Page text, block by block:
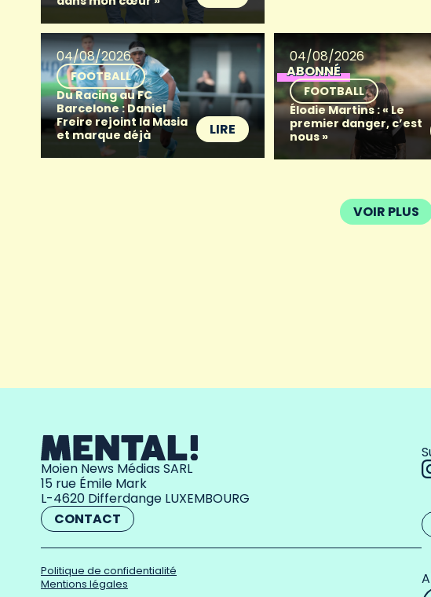
04/08/2026
FOOTBALL
Du Racing au FC
Barcelone : Daniel
Freire rejoint la Masia
et marque déjà
LIRE
04/08/2026
ABONNÉ
FOOTBALL
Élodie Martins : « Le
premier danger, c’est
nous »
VOIR PLUS
Moien News Médias SARL
15 rue Émile Mark
L-4620 Differdange LUXEMBOURG
CONTACT
Politique de confidentialité
Mentions légales